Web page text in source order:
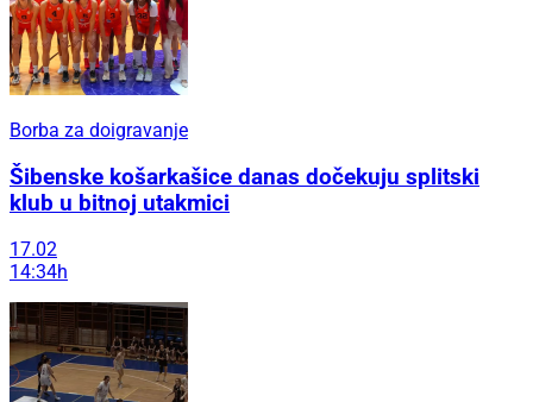
Borba za doigravanje
Šibenske košarkašice danas dočekuju splitski
klub u bitnoj utakmici
17.02
14:34h